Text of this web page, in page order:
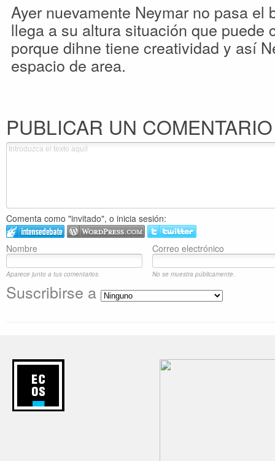
Ayer nuevamente Neymar no pasa el
llega a su altura situación que puede
porque dihne tiene creatividad y así
espacio de area.
PUBLICAR UN
Comenta como "invitado", o inicia sesión:
Nombre Correo electrónico
Aparece junto a tus comentarios. No se muestra públicamente.
Suscribirse a